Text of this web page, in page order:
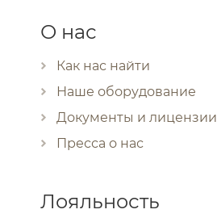
О нас
Как нас найти
Наше оборудование
Документы и лицензии
Пресса о нас
Лояльность